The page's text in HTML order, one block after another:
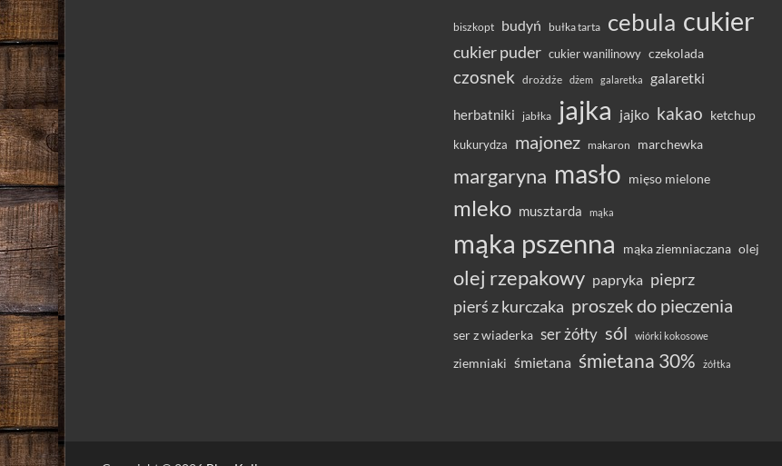
biszkopt budyń bułka tarta cebula cukier
cukier puder cukier wanilinowy czekolada
czosnek drożdże dżem galaretka galaretki
herbatniki jabłka jajka jajko kakao
ketchup
kukurydza
majonez makaron marchewka
margaryna masło mięso mielone
mleko musztarda mąka
mąka pszenna mąka ziemniaczana olej
olej rzepakowy papryka pieprz
pierś z kurczaka proszek do pieczenia
ser z wiaderka ser żółty sól wiórki kokosowe
ziemniaki śmietana śmietana 30% żółtka